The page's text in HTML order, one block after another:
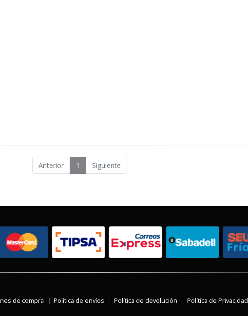
Anterior 1 Siguiente
de compra Política de envíos Política de devolución Política de Privacidad